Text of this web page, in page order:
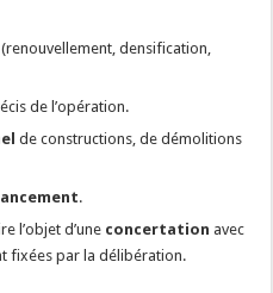
densification,
de l’opération.
de constructions, de démolitions
.
l’objet d’une concertation avec
fixées par la délibération.